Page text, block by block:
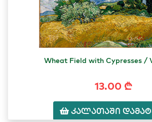
Wheat Field with Cypresses /
13.00 ₾
კალათაში